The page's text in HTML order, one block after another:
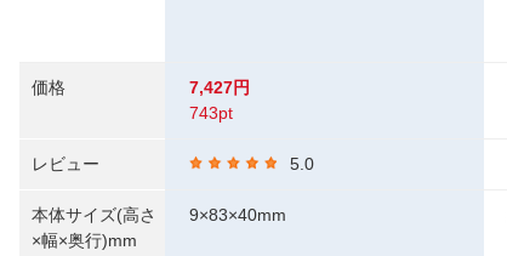
価格
レビュー
本体サイズ(高さ
×幅×奥行)mm
7,427円
743pt
5.0
9×83×40mm